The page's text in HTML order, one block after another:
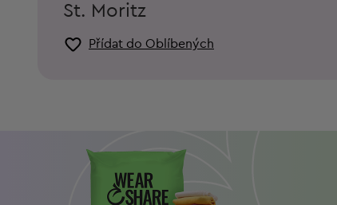
St. Moritz
Přídat do Oblíbených